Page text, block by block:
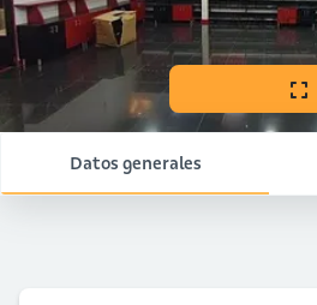
Datos generales